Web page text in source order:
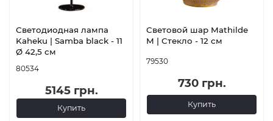
Светодиодная лампа
Kaheku | Samba black - 11
Ø 42,5 см
80534
5145 грн.
Купить
Cветовой шар Mathilde
M | Cтекло - 12 см
79530
730 грн.
Купить